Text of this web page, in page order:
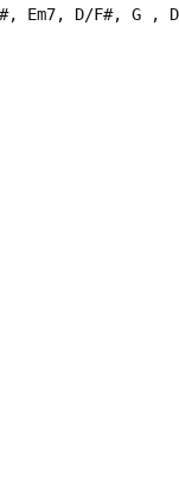
Em7, D/F#, G ,